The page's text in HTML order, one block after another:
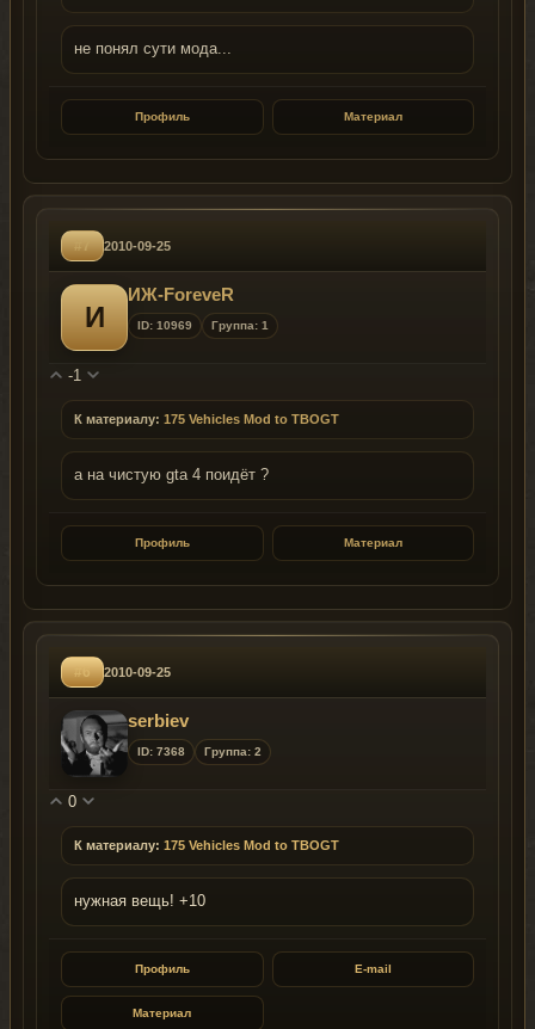
не понял сути мода...
Профиль Материал
#7 2010-09-25
И
ИЖ-ForeveR
ID: 10969 Группа: 1
-1
К материалу: 175 Vehicles Mod to TBOGT
а на чистую gta 4 поидёт ?
Профиль Материал
#6 2010-09-25
serbiev
ID: 7368 Группа: 2
0
К материалу: 175 Vehicles Mod to TBOGT
нужная вещь! +10
Профиль E-mail
Материал